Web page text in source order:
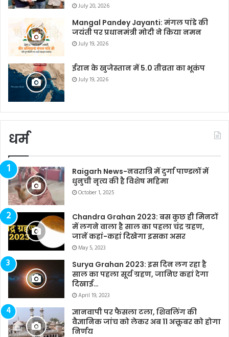
July 20, 2026
Mangal Pandey Jayanti: मंगल पांडे की
जयंती पर प्रधानमंत्री मोदी ने किया नमन
July 19, 2026
ईरान के खुजेस्तान में 5.0 तीव्रता का भूकंप
July 19, 2026
धर्म
Raigarh News-नवरात्रि में दुर्गा पाण्डलों में
धुनुची नृत्य की है विशेष महिमा
October 1, 2025
Chandra Grahan 2023: बस कुछ ही मिनटों
में लगने वाला है साल का पहला चंद्र ग्रहण,
जानें कहां-कहां दिखेगा इसका असर
May 5, 2023
Surya Grahan 2023: इस दिन लग रहा है
साल का पहला सूर्य ग्रहण, जानिए कहां देगा
दिखाई…
April 19, 2023
ज्ञानवापी पर फैसला टला, शिवलिंग की
वैज्ञानिक जांच को लेकर अब 11 अक्तूबर को होगा
निर्णय